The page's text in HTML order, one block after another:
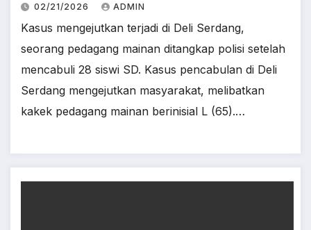
02/21/2026 ADMIN
Kasus mengejutkan terjadi di Deli Serdang,
seorang pedagang mainan ditangkap polisi setelah
mencabuli 28 siswi SD. Kasus pencabulan di Deli
Serdang mengejutkan masyarakat, melibatkan
kakek pedagang mainan berinisial L (65).…